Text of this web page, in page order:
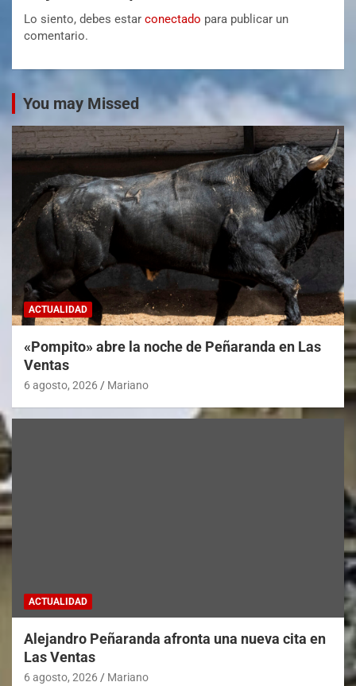
Lo siento, debes estar conectado para publicar un
comentario.
You may Missed
ACTUALIDAD
«Pompito» abre la noche de Peñaranda en Las
Ventas
6 agosto, 2026 Mariano
ACTUALIDAD
Alejandro Peñaranda afronta una nueva cita en
Las Ventas
6 agosto, 2026 Mariano